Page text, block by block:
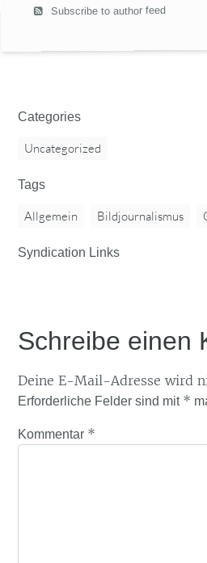
Subscribe to author feed
Categories
Uncategorized
Tags
Allgemein Bildjournalismus
Syndication Links
Schreibe einen
Deine E-Mail-Adresse wird
Erforderliche Felder sind mit *
Kommentar *